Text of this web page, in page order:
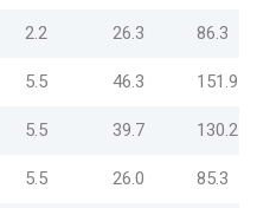
2.2 26.3 86.3
5.5 46.3 151.9
5.5 39.7 130.2
5.5 26.0 85.3